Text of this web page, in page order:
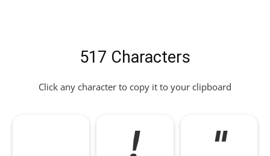
517 Characters
Click any character to copy it to your clipboard
! "